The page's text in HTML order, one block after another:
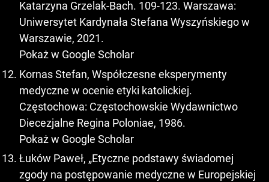
Katarzyna Grzelak-Bach. 109-123. Warszawa:
Uniwersytet Kardynała Stefana Wyszyńskiego w
Warszawie, 2021.
Pokaż w Google Scholar
Kornas Stefan, Współczesne eksperymenty
medyczne w ocenie etyki katolickiej.
Częstochowa: Częstochowskie Wydawnictwo
Diecezjalne Regina Poloniae, 1986.
Pokaż w Google Scholar
Łuków Paweł, „Etyczne podstawy świadomej
zgody na postępowanie medyczne w Europejskiej